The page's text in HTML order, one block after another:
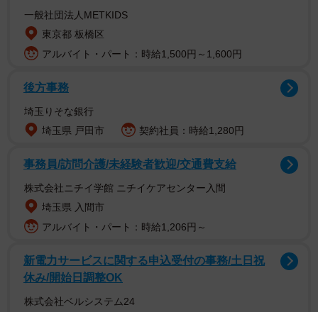
私は、今年5月、韓国に行ってきました。韓国でも多くの
若者たちに読まれている私の本「夜回り先生」を原作とし
た映画「The fault is not yours」が、全州国際映画祭で上映
ン氏。彼は、最愛の娘を中学校でのいじめによって亡くし
生」でした。彼の娘に対する思いと哀しみ、悪化している
日韓関係が、少しでも映画という文化交流を通して改善さ
れればと、原作の著作権を渡しました。素晴らしい映画で
した。原作に忠実に、日本の子どもたちと同様に、韓国で
日本人が原作の映画にもかかわらず、チケットは、すべて
Sold out。たくさんの韓国の若者たちが来てくれました。そ
して、会場全体が涙に包まれました。
一般社団法人METKIDS
東京都 板橋区
アルバイト・パート：時給1,500円～1,600円
後方事務
埼玉りそな銀行
埼玉県 戸田市
契約社員：時給1,280円
事務員/訪問介護/未経験者歓迎/交通費支給
株式会社ニチイ学館 ニチイケアセンター入間
埼玉県 入間市
アルバイト・パート：時給1,206円～
新電力サービスに関する申込受付の事務/土日祝
休み/開始日調整OK
株式会社ベルシステム24